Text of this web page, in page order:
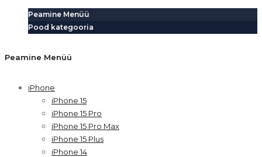
Peamine Menüü
Pood kategooria
Peamine Menüü
iPhone
iPhone 15
iPhone 15 Pro
iPhone 15 Pro Max
iPhone 15 Plus
iPhone 14